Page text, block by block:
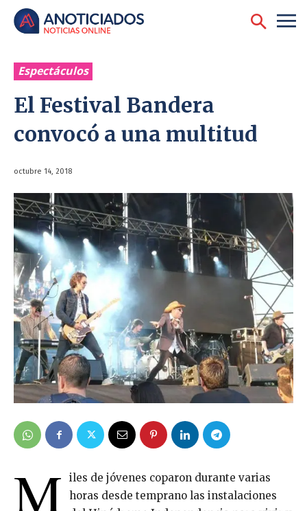
Espectáculos
El Festival Bandera
convocó a una multitud
octubre 14, 2018
M
iles de jóvenes coparon durante varias
horas desde temprano las instalaciones